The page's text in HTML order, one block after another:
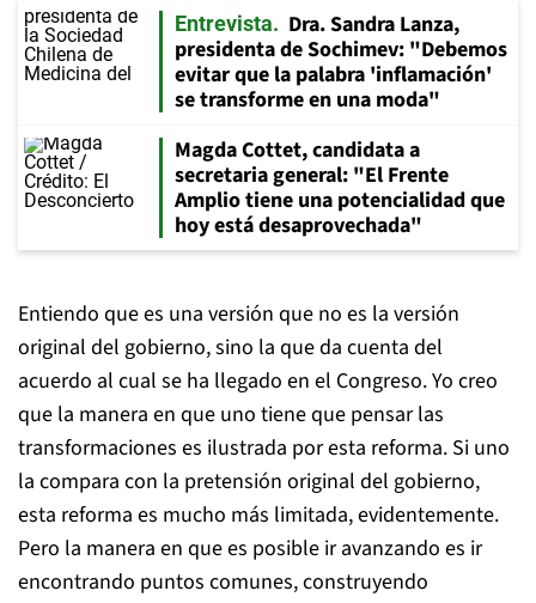
Entrevista
Dra. Sandra Lanza,
presidenta de Sochimev: "Debemos
evitar que la palabra 'inflamación'
se transforme en una moda"
Magda Cottet, candidata a
secretaria general: "El Frente
Amplio tiene una potencialidad que
hoy está desaprovechada"
Entiendo que es una versión que no es la versión
original del gobierno, sino la que da cuenta del
acuerdo al cual se ha llegado en el Congreso. Yo creo
que la manera en que uno tiene que pensar las
transformaciones es ilustrada por esta reforma. Si uno
la compara con la pretensión original del gobierno,
esta reforma es mucho más limitada, evidentemente.
Pero la manera en que es posible ir avanzando es ir
encontrando puntos comunes, construyendo